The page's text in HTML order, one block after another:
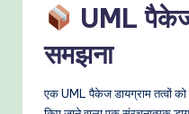
M
o
UML पैकेज
समझना
एक UML पैकेज डायग्राम तत्वों